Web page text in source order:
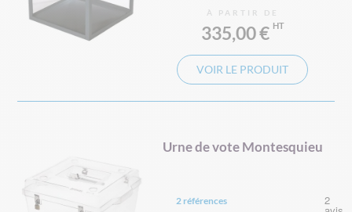
À PARTIR DE
335,00 €
VOIR LE PRODUIT
Urne de vote Montesquieu
2 références